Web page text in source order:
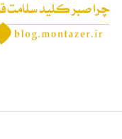
راز شادی و آرامش پایدار
بلوغ کودک عزیز روان